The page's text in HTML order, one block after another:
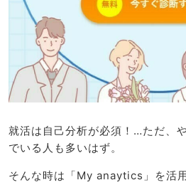
就活は自己分析が必須！…ただ、
でいる人も多いはず。
そんな時は「My anaytics」を活用